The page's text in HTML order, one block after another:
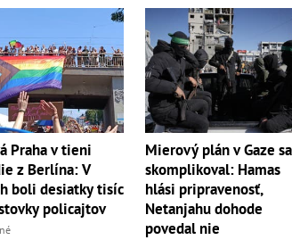
Praha v tieni
z Berlína: V
boli desiatky tisíc
policajtov
Mierový plán v Gaze sa
skomplikoval: Hamas
hlási pripravenosť,
Netanjahu dohode
povedal nie